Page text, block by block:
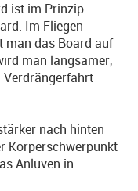
ist im Prinzip
Im Fliegen
man das Board auf
man langsamer,
Verdrängerfahrt
nach hinten
Körperschwerpunkt
Anluven in